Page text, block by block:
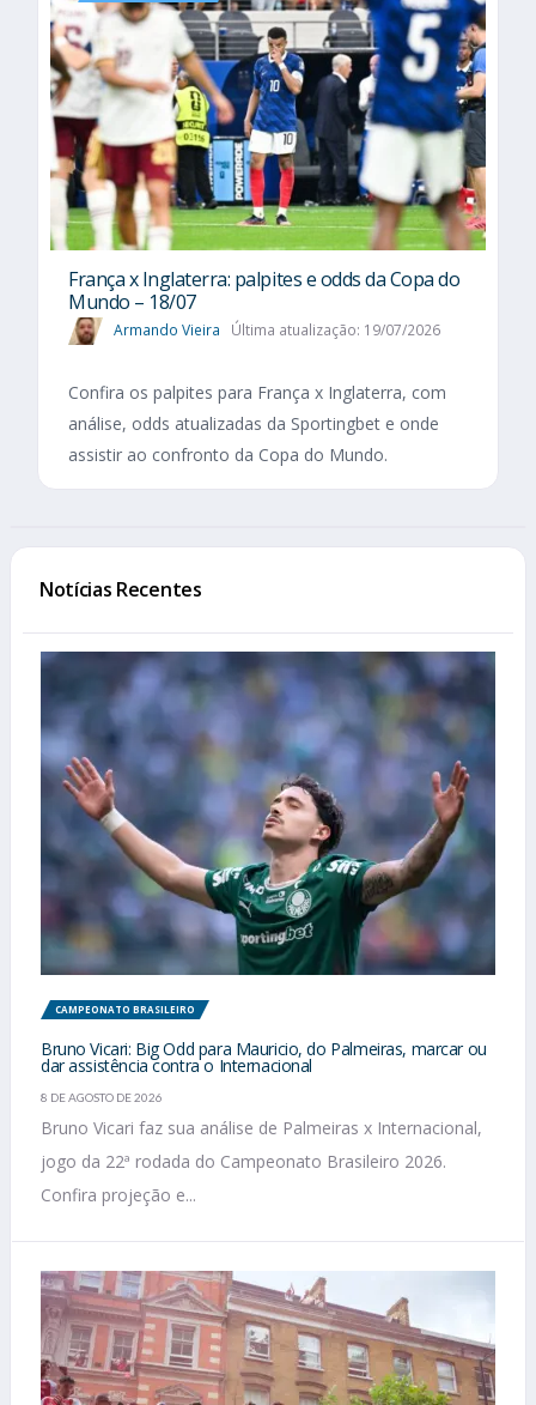
França x Inglaterra: palpites e odds da Copa do
Mundo – 18/07
Armando Vieira Última atualização: 19/07/2026
Confira os palpites para França x Inglaterra, com
análise, odds atualizadas da Sportingbet e onde
assistir ao confronto da Copa do Mundo.
Notícias Recentes
CAMPEONATO BRASILEIRO
Bruno Vicari: Big Odd para Mauricio, do Palmeiras, marcar ou
dar assistência contra o Internacional
8 DE AGOSTO DE 2026
Bruno Vicari faz sua análise de Palmeiras x Internacional,
jogo da 22ª rodada do Campeonato Brasileiro 2026.
Confira projeção e...